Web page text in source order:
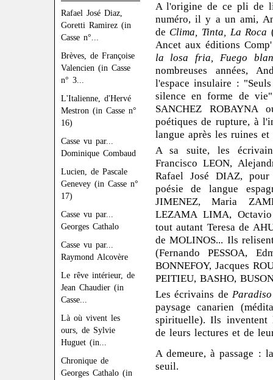
Rafael José Diaz,
Goretti Ramirez (in
Casse n°...
Brèves, de Françoise
Valencien (in Casse
n° 3...
L'Italienne, d'Hervé
Mestron (in Casse n°
16)
Casse vu par...
Dominique Combaud
Lucien, de Pascale
Genevey (in Casse n°
17)
Casse vu par...
Georges Cathalo
Casse vu par...
Raymond Alcovère
Le rêve intérieur, de
Jean Chaudier (in
Casse...
Là où vivent les
ours, de Sylvie
Huguet (in...
Chronique de
Georges Cathalo (in
A l'origine de ce pli de
numéro, il y a un ami,
de Clima, Tinta, La Roca
Ancet aux éditions
la losa fria, Fuego
nombreuses années,
l'espace insulaire :
silence en forme de
SANCHEZ ROBAYNA
poétiques de rupture, à
langue après les ruines
A sa suite, les
Francisco LEON,
Rafael José DIAZ,
poésie de langue
JIMENEZ, Maria
LEZAMA LIMA,
tout autant Teresa de
de MOLINOS... Ils
(Fernando PESSOA,
BONNEFOY, Jacques
PEITIEU, BASHO,
Les écrivains deParadiso
paysage canarien
spirituelle). Ils inventent
de leurs lectures et de
A demeure, à passage :
seuil.